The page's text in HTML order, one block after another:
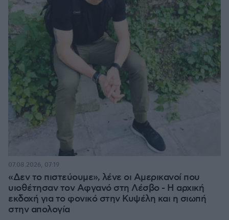
«Δεν το πιστεύουμε», λένε οι Αμερικανοί που
υιοθέτησαν τον Αφγανό στη Λέσβο - Η αρχική
εκδοχή για το φονικό στην Κυψέλη και η σιωπή
στην απολογία
07.08.2026, 07:19